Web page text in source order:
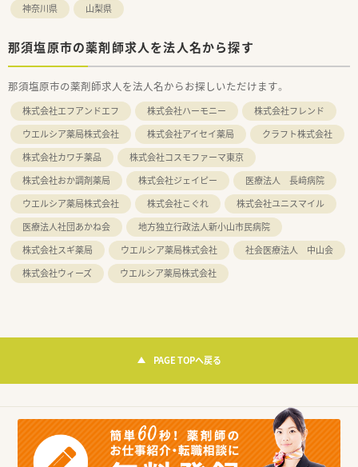
神奈川県
山梨県
那須塩原市の薬剤師求人を法人名から探す
那須塩原市の薬剤師求人を法人名からお探しいただけます。
株式会社エフアンドエフ 株式会社ハーモニー
株式会社フレンド
ウエルシア薬局株式会社
株式会社アイセイ薬局
クラフト株式会社
株式会社カワチ薬品
株式会社コスモファーマ東京
株式会社おか調剤薬局
株式会社ジェイピー
医療法人 長﨑病院
ウエルシア薬局株式会社
株式会社こぐれ
株式会社ユニスマイル
医療法人社団あかね会
地方独立行政法人新小山市民病院
株式会社スギ薬局
ウエルシア薬局株式会社
社会医療法人 中山会
株式会社ウィーズ
ウエルシア薬局株式会社
PAGE TOPへ戻る